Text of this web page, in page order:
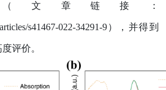
文章链接：
s41467-022-34291-9），并得到
评价。